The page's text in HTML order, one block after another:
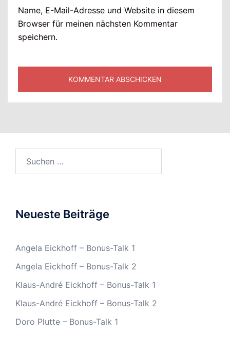
Name, E-Mail-Adresse und Website in diesem
Browser für meinen nächsten Kommentar
speichern.
Neueste Beiträge
Angela Eickhoff – Bonus-Talk 1
Angela Eickhoff – Bonus-Talk 2
Klaus-André Eickhoff – Bonus-Talk 1
Klaus-André Eickhoff – Bonus-Talk 2
Doro Plutte – Bonus-Talk 1